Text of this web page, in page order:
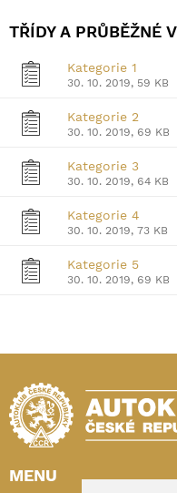
TŘÍDY A PRŮBĚŽNÉ
Kategorie 1
30. 10. 2019, 59 KB
Kategorie 2
30. 10. 2019, 69 KB
Kategorie 3
30. 10. 2019, 64 KB
Kategorie 4
30. 10. 2019, 73 KB
Kategorie 5
30. 10. 2019, 69 KB
MENU